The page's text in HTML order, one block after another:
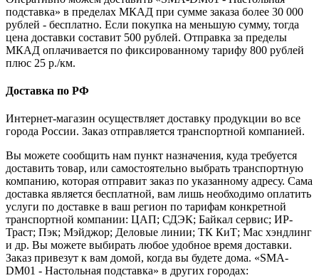
подставка» в пределах МКАД при сумме заказа более 30 000
рублей - бесплатно. Если покупка на меньшую сумму, тогда
цена доставки составит 500 рублей. Отправка за пределы
МКАД оплачивается по фиксированному тарифу 800 рублей
плюс 25 р./км.
Доставка по РФ
Интернет-магазин осуществляет доставку продукции во все
города России. Заказ отправляется транспортной компанией.
Вы можете сообщить нам пункт назначения, куда требуется
доставить товар, или самостоятельно выбрать транспортную
компанию, которая отправит заказ по указанному адресу. Сама
доставка является бесплатной, вам лишь необходимо оплатить
услуги по доставке в ваш регион по тарифам конкретной
транспортной компании: ЦАП; СДЭК; Байкал сервис; ИР-
Траст; Пэк; Мэйджор; Деловые линии; ТК КиТ; Мас хэндлинг
и др. Вы можете выбирать любое удобное время доставки.
Заказ привезут к вам домой, когда вы будете дома. «SMA-
DM01 - Настольная подставка» в других городах: